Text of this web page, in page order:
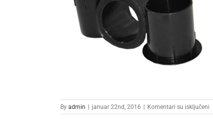
By admin | januar 22nd, 2016 | Komentari su isključeni
2